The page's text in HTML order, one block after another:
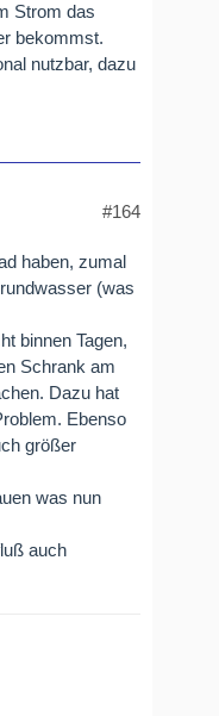
Strom das
bekommst.
nutzbar, dazu
#164
haben, zumal
(was
binnen Tagen,
Schrank am
Dazu hat
Ebenso
größer
was nun
auch